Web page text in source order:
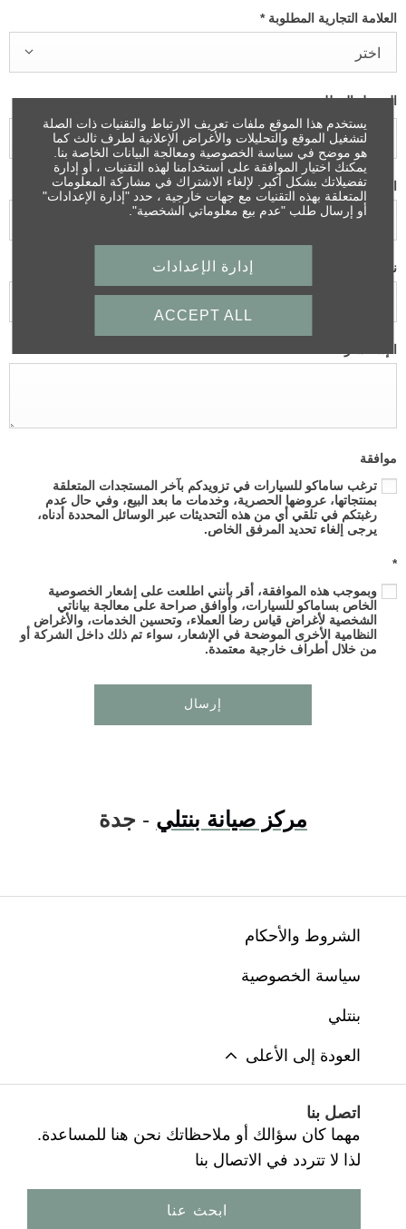
يستخدم هذا الموقع ملفات تعريف الارتباط والتقنيات ذات الصلة
لتشغيل الموقع والتحليلات والأغراض الإعلانية لطرف ثالث كما
هو موضح في سياسة الخصوصية ومعالجة البيانات الخاصة بنا.
يمكنك اختيار الموافقة على استخدامنا لهذه التقنيات ، أو إدارة
تفضيلاتك بشكل أكبر. لإلغاء الاشتراك في مشاركة المعلومات
المتعلقة بهذه التقنيات مع جهات خارجية ، حدد "إدارة الإعدادات"
أو إرسال طلب "عدم بيع معلوماتي الشخصية".
إدارة الإعدادات
ACCEPT ALL
العلامة التجارية المطلوبة*
اختر
الموديل المطلوب
اختر الفرع*
مركز صيانة بنتلي - جدة
نوع الاستفسار
موافقة
ترغب ساماكو للسيارات في تزويدكم بآخر المستجدات المتعلقة
بمنتجاتها، عروضها الحصرية، وخدمات ما بعد البيع، وفي حال عدم
رغبتكم في تلقي أي من هذه التحديثات عبر الوسائل المحددة أدناه،
يرجى إلغاء تحديد المرفق الخاص.
*
وبموجب هذه الموافقة، أقر بأنني اطلعت على إشعار الخصوصية
الخاص بساماكو للسيارات، وأوافق صراحة على معالجة بياناتي
الشخصية لأغراض قياس رضا العملاء، وتحسين الخدمات، والأغراض
النظامية الأخرى الموضحة في الإشعار، سواء تم ذلك داخل الشركة أو
من خلال أطراف خارجية معتمدة.
إرسال
مركز صيانة بنتلي - جدة
الشروط والأحكام
سياسة الخصوصية
بنتلي
العودة إلى الأعلى
اتصل بنا
مهما كان سؤالك أو ملاحظاتك نحن هنا للمساعدة.
لذا لا تتردد في الاتصال بنا
ابحث عنا